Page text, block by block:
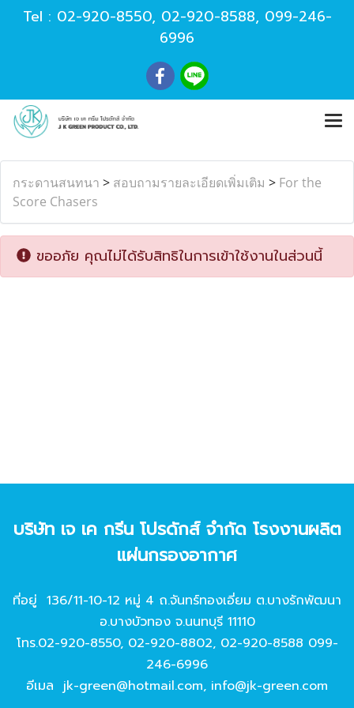
Tel : 02-920-8550, 02-920-8588, 099-246-
6996
กระดานสนทนา > สอบถามรายละเอียดเพิ่มเติม > For the
Score Chasers
ขออภัย คุณไม่ได้รับสิทธิในการเข้าใช้งานในส่วนนี้
บริษัท เจ เค กรีน โปรดักส์ จํากัด โรงงานผลิต
แผ่นกรองอากาศ
ที่อยู่ 136/11-10-12 หมู่ 4 ถ.จันทร์ทองเอี่ยม ต.บางรักพัฒนา
อ.บางบัวทอง จ.นนทบุรี 11110
โทร.02-920-8550, 02-920-8802, 02-920-8588 099-
246-6996
อีเมล jk-green@hotmail.com, info@jk-green.com